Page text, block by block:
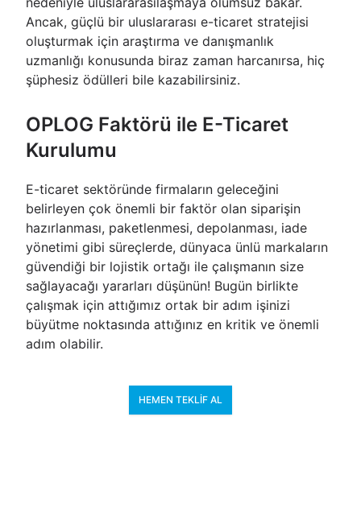
Ancak, güçlü bir uluslararası e-ticaret stratejisi
oluşturmak için araştırma ve danışmanlık
uzmanlığı konusunda biraz zaman harcanırsa, hiç
şüphesiz ödülleri bile kazabilirsiniz.
OPLOG Faktörü ile E-Ticaret
Kurulumu
E-ticaret sektöründe firmaların geleceğini
belirleyen çok önemli bir faktör olan siparişin
hazırlanması, paketlenmesi, depolanması, iade
yönetimi gibi süreçlerde, dünyaca ünlü markaların
güvendiği bir lojistik ortağı ile çalışmanın size
sağlayacağı yararları düşünün! Bugün birlikte
çalışmak için attığımız ortak bir adım işinizi
büyütme noktasında attığınız en kritik ve önemli
adım olabilir.
HEMEN TEKLIF AL